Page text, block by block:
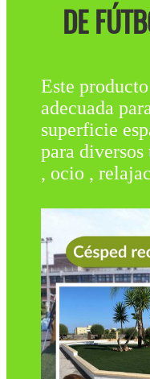
DE
Este
adecuada
superficie
para diversos
, ocio ,